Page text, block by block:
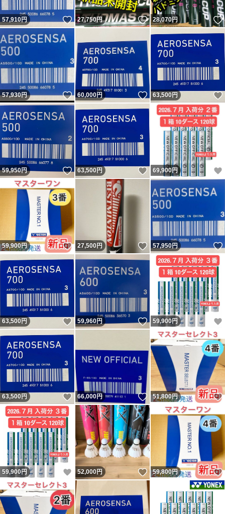
57,910円 いいね！
27,750円 いいね！
28,070円
57,930円 いいね！
60,000円 いいね！
63,500円
59,950円 いいね！
63,500円 いいね！
69,900円
59,900円 いいね！
27,500円 いいね！
57,950円
63,500円 いいね！
59,960円 いいね！
59,900円
63,500円 いいね！
66,000円 いいね！
51,800円
59,900円 いいね！
52,000円 いいね！
59,800円